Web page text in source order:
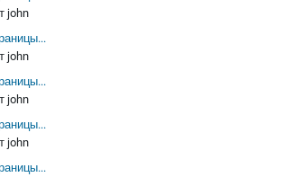
john
john
john
john